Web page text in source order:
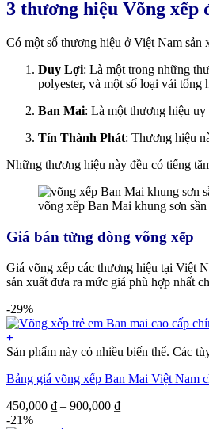
3 thương hiệu Võng xếp
Có một số thương hiệu ở Việt Nam sản
Duy Lợi: Là một trong những
polyester, và một số loại vải tổng
Ban Mai: Là một thương hiệu uy
Tín Thành Phát: Thương hiệu
Những thương hiệu này đều có tiếng
võng xếp Ban Mai khung sơn
Giá bán từng dòng võng xếp
Giá võng xếp các thương hiệu tại Việt
sản xuất đưa ra mức giá phù hợp nhất
-29%
+
Sản phẩm này có nhiều biến thể. Các
Bảng giá võng xếp Ban Mai Việt Nam
450,000 ₫ – 900,000 ₫
-21%